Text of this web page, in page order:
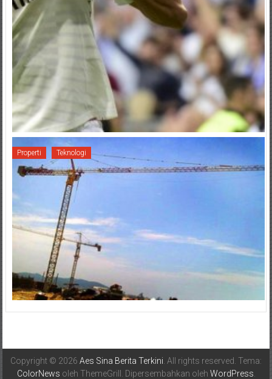
Properti Teknologi
Copyright © 2026 Aes Sina Berita Terkini . All rights reserved. Tema:
ColorNews oleh ThemeGrill. Dipersembahkan oleh WordPress